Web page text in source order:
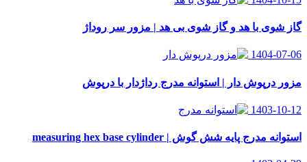
گاز شوی با هد و گاز شوی بی هد | مزور سر روداژ
1404-07-06
مزور درپوش دار | استوانه مدرج رداژدار با درپوش
1403-10-12
استوانه مدرج پایه شش گوش | measuring hex base cylinder